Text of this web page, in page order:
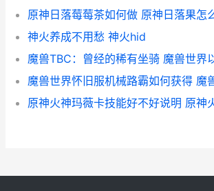
原神日落莓莓茶如何做 原神日落果怎
神火养成不用愁 神火hid